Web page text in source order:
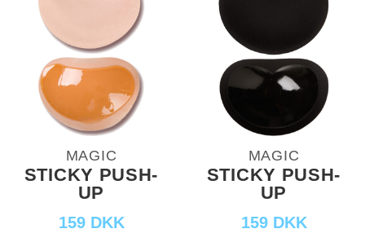
MAGIC
STICKY PUSH-
UP
159 DKK
MAGIC
STICKY PUSH-
UP
159 DKK